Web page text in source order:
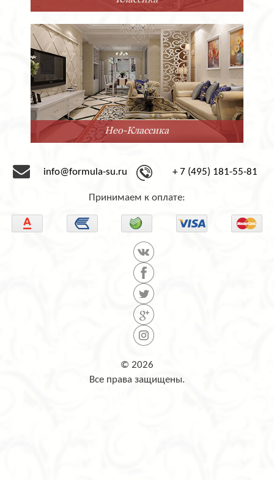
Нео-Классика
info@formula-su.ru + 7 (495) 181-55-81
Принимаем к оплате:
© 2026
Все права защищены.